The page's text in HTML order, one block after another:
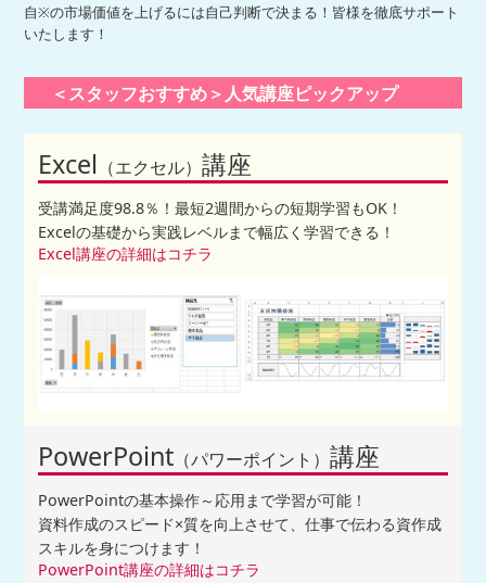
自※の市場価値を上げるには自己判断で決まる！皆様を徹底サポート
いたします！
＜スタッフおすすめ＞人気講座ピックアップ
Excel （エクセル）講座
受講満足度98.8％！最短2週間からの短期学習もOK！
Excelの基礎から実践レベルまで幅広く学習できる！
Excel講座の詳細はコチラ
PowerPoint （パワーポイント）講座
PowerPointの基本操作～応用まで学習が可能！
資料作成のスピード×質を向上させて、仕事で伝わる資作成
スキルを身につけます！
PowerPoint講座の詳細はコチラ